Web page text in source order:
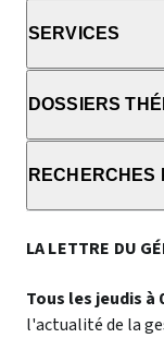
SERVICES
DOSSIERS
RECHERCHES
LA LETTRE DU
Tous les jeudis à
l'actualité de la